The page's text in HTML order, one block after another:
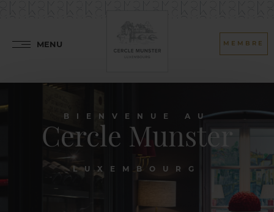
MENU MEMBRE
BIENVENUE AU
Cercle Munster
LUXEMBOURG